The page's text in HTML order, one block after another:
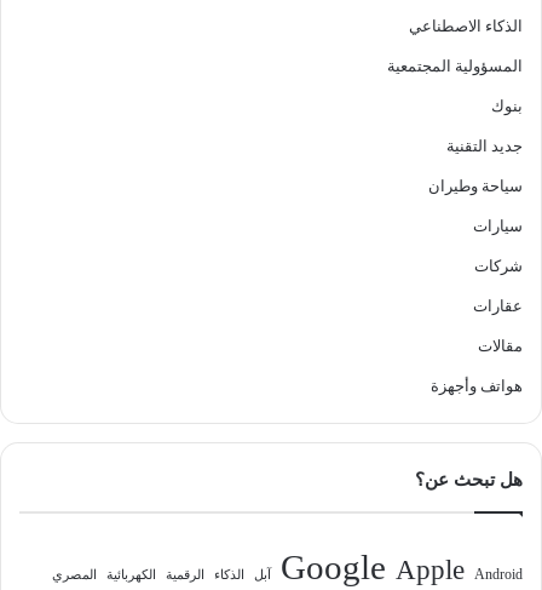
الذكاء الاصطناعي
المسؤولية المجتمعية
بنوك
جديد التقنية
سياحة وطيران
سيارات
شركات
عقارات
مقالات
هواتف وأجهزة
هل تبحث عن؟
Android
Apple
Google آبل الذكاء الرقمية الكهربائية المصري